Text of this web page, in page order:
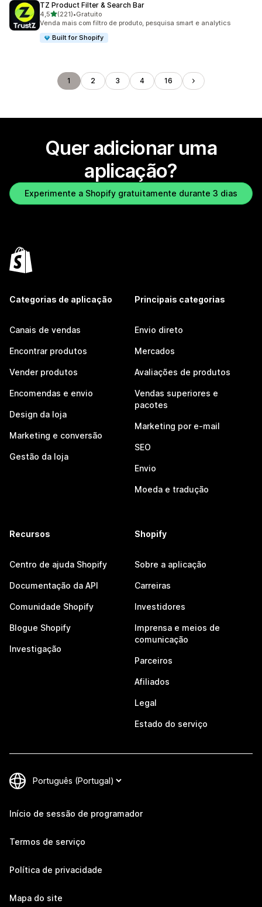
TZ Product Filter & Search Bar
4,5de 5 estrelas
(221)
221 total de avaliações
•Gratuito
Venda mais com filtro de produto, pesquisa smart e analytics
Built for Shopify
1 2 3 4 16
Quer adicionar uma
aplicação?
Experimente a Shopify gratuitamente durante 3 dias
Categorias de aplicação
Canais de vendas
Encontrar produtos
Vender produtos
Encomendas e envio
Design da loja
Marketing e conversão
Gestão da loja
Principais categorias
Envio direto
Mercados
Avaliações de produtos
Vendas superiores e
pacotes
Marketing por e-mail
SEO
Envio
Moeda e tradução
Recursos
Centro de ajuda Shopify
Documentação da API
Comunidade Shopify
Blogue Shopify
Investigação
Shopify
Sobre a aplicação
Carreiras
Investidores
Imprensa e meios de
comunicação
Parceiros
Afiliados
Legal
Estado do serviço
Início de sessão de programador
Termos de serviço
Política de privacidade
Mapa do site